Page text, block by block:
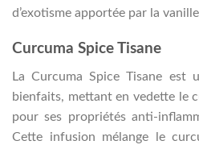
d’exotisme apportée par la
Curcuma Spice Tisane
La Curcuma Spice Tisane est
bienfaits, mettant en vedette le
pour ses propriétés anti-
Cette infusion mélange le